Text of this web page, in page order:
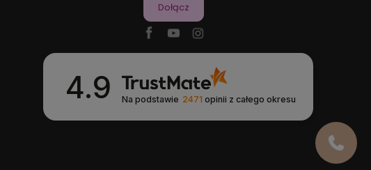
Dołącz
4.9 Na podstawie 2471 opinii z całego okresu